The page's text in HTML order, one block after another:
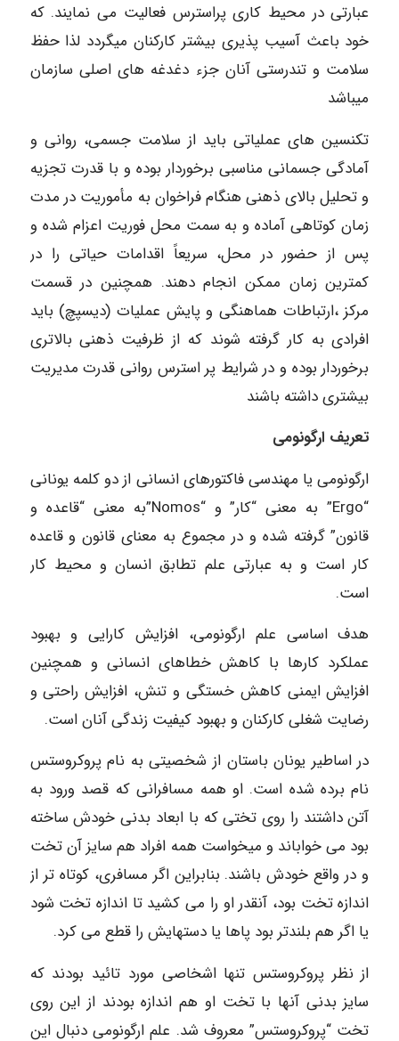
عبارتی در محیط کاری پراسترس فعالیت می نمایند. که
خود باعث آسیب پذیری بیشتر کارکنان میگردد لذا حفظ
سلامت و تندرستی آنان جزء دغدغه های اصلی سازمان
میباشد
تکنسین های عملیاتی باید از سلامت جسمی، روانی و
آمادگی جسمانی مناسبی برخوردار بوده و با قدرت تجزیه
و تحلیل بالای ذهنی هنگام فراخوان به مأموریت در مدت
زمان کوتاهی آماده و به سمت محل فوریت اعزام شده و
پس از حضور در محل، سریعاً اقدامات حیاتی را در
کمترین زمان ممکن انجام دهند. همچنین در قسمت
مرکز ،ارتباطات هماهنگی و پایش عملیات (دیسپچ) باید
افرادی به کار گرفته شوند که از ظرفیت ذهنی بالاتری
برخوردار بوده و در شرایط پر استرس روانی قدرت مدیریت
بیشتری داشته باشند
تعریف ارگونومی
ارگونومی یا مهندسی فاکتورهای انسانی از دو کلمه یونانی
“Ergo” به معنی “کار” و “Nomos”به معنی “قاعده و
قانون” گرفته شده و در مجموع به معنای قانون و قاعده
کار است و به عبارتی علم تطابق انسان و محیط کار
است.
هدف اساسی علم ارگونومی، افزایش کارایی و بهبود
عملکرد کارها با کاهش خطاهای انسانی و همچنین
افزایش ایمنی کاهش خستگی و تنش، افزایش راحتی و
رضایت شغلی کارکنان و بهبود کیفیت زندگی آنان است.
در اساطیر یونان باستان از شخصیتی به نام پروکروستس
نام برده شده است. او همه مسافرانی که قصد ورود به
آتن داشتند را روی تختی که با ابعاد بدنی خودش ساخته
بود می خواباند و میخواست همه افراد هم سایز آن تخت
و در واقع خودش باشند. بنابراین اگر مسافری، کوتاه تر از
اندازه تخت بود، آنقدر او را می کشید تا اندازه تخت شود
یا اگر هم بلندتر بود پاها یا دستهایش را قطع می کرد.
از نظر پروکروستس تنها اشخاصی مورد تائید بودند که
سایز بدنی آنها با تخت او هم اندازه بودند از این روی
تخت “پروکروستس” معروف شد. علم ارگونومی دنبال این